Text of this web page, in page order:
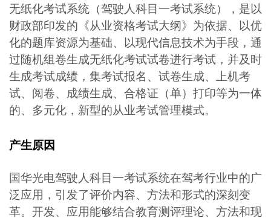
无纸化考试系统（驾驶人科目一考试系统），是以
财政部印发的《从业资格考试大纲》为依据、以优
化的题库资源为基础、以现代信息技术为手段，通
过随机组卷生成无纸化考试试卷进行考试，并及时
生成考试成绩，集考试报名、试卷生成、上机考
试、阅卷、成绩生成、合格证（单）打印等为一体
的、多元化，新型的从业考试管理模式。
产生原因
国华光电驾驶人科目一考试系统在驾考行业中的广
泛应用，引发了评价内容、方法和形式的深刻变
革。开发、应用能够结合教育测评理论、方法和现